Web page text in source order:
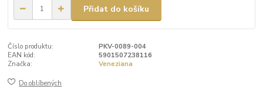
Přidat do košíku
Číslo produktu:
PKV-0089-004
EAN kód:
5901507238116
Značka:
Veneziana
Do oblíbených